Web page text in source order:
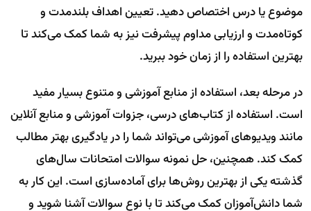
موضوع یا درس اختصاص دهید. تعیین اهداف بلندمدت و
کوتاه‌مدت و ارزیابی مداوم پیشرفت نیز به شما کمک می‌کند تا
بهترین استفاده را از زمان خود ببرید.
در مرحله بعد، استفاده از منابع آموزشی و متنوع بسیار مفید
است. استفاده از کتاب‌های درسی، جزوات آموزشی و منابع آنلاین
مانند ویدیوهای آموزشی می‌تواند شما را در یادگیری بهتر مطالب
کمک کند. همچنین، حل نمونه سوالات امتحانات سال‌های
گذشته یکی از بهترین روش‌ها برای آماده‌سازی است. این کار به
شما دانش‌آموزان کمک می‌کند تا با نوع سوالات آشنا شوید و